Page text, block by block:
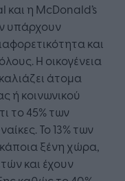
η McDonald’s
υπάρχουν
και
Η οικογένεια
άτομα
ή κοινωνικού
το 45% των
Το 13% των
ξένη χώρα,
και έχουν